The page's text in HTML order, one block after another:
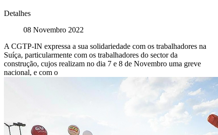
Detalhes
08 Novembro 2022
A CGTP-IN expressa a sua solidariedade com os trabalhadores na
Suíça, particularmente com os trabalhadores do sector da
construção, cujos realizam no dia 7 e 8 de Novembro uma greve
nacional, e com o